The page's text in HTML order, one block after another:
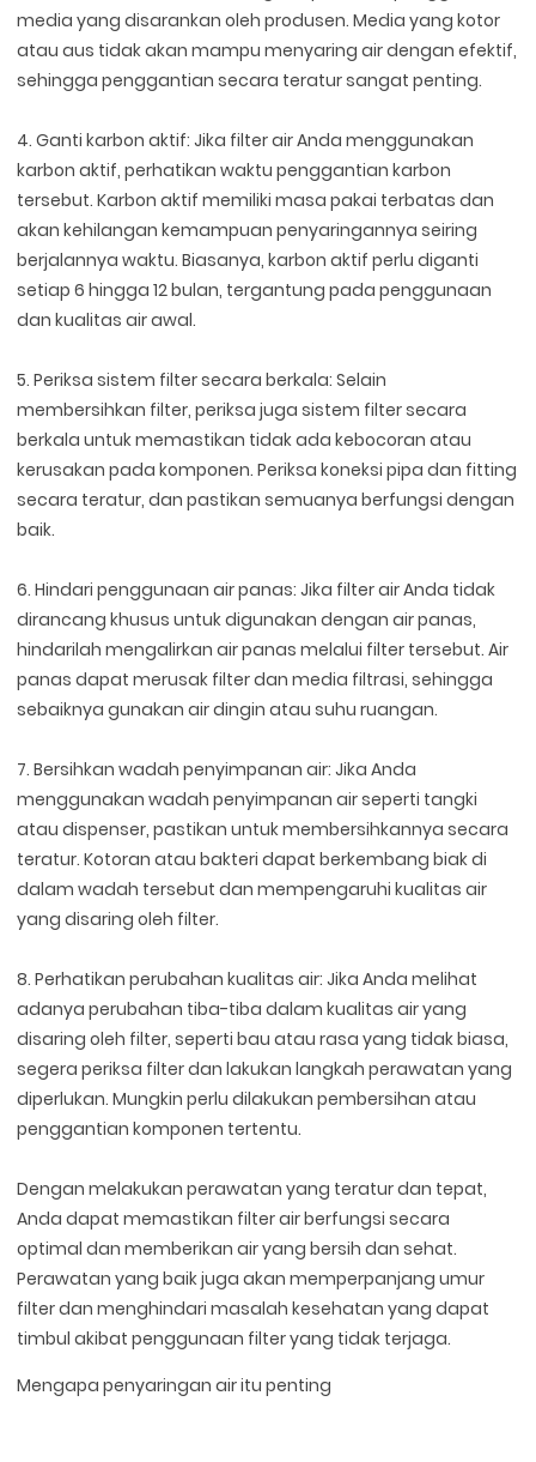
media yang disarankan oleh produsen. Media yang kotor
atau aus tidak akan mampu menyaring air dengan efektif,
sehingga penggantian secara teratur sangat penting.
4. Ganti karbon aktif: Jika filter air Anda menggunakan
karbon aktif, perhatikan waktu penggantian karbon
tersebut. Karbon aktif memiliki masa pakai terbatas dan
akan kehilangan kemampuan penyaringannya seiring
berjalannya waktu. Biasanya, karbon aktif perlu diganti
setiap 6 hingga 12 bulan, tergantung pada penggunaan
dan kualitas air awal.
5. Periksa sistem filter secara berkala: Selain
membersihkan filter, periksa juga sistem filter secara
berkala untuk memastikan tidak ada kebocoran atau
kerusakan pada komponen. Periksa koneksi pipa dan fitting
secara teratur, dan pastikan semuanya berfungsi dengan
baik.
6. Hindari penggunaan air panas: Jika filter air Anda tidak
dirancang khusus untuk digunakan dengan air panas,
hindarilah mengalirkan air panas melalui filter tersebut. Air
panas dapat merusak filter dan media filtrasi, sehingga
sebaiknya gunakan air dingin atau suhu ruangan.
7. Bersihkan wadah penyimpanan air: Jika Anda
menggunakan wadah penyimpanan air seperti tangki
atau dispenser, pastikan untuk membersihkannya secara
teratur. Kotoran atau bakteri dapat berkembang biak di
dalam wadah tersebut dan mempengaruhi kualitas air
yang disaring oleh filter.
8. Perhatikan perubahan kualitas air: Jika Anda melihat
adanya perubahan tiba-tiba dalam kualitas air yang
disaring oleh filter, seperti bau atau rasa yang tidak biasa,
segera periksa filter dan lakukan langkah perawatan yang
diperlukan. Mungkin perlu dilakukan pembersihan atau
penggantian komponen tertentu.
Dengan melakukan perawatan yang teratur dan tepat,
Anda dapat memastikan filter air berfungsi secara
optimal dan memberikan air yang bersih dan sehat.
Perawatan yang baik juga akan memperpanjang umur
filter dan menghindari masalah kesehatan yang dapat
timbul akibat penggunaan filter yang tidak terjaga.
Mengapa penyaringan air itu penting